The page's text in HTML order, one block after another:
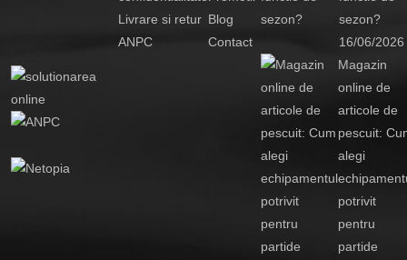
Livrare si retur
ANPC
Blog
Contact
sezon?
16/06/2026
Magazin
online de
articole de
pescuit:
alegi
potrivit
pentru
partide